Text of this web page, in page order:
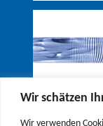
Wir schätzen
Wir verwenden